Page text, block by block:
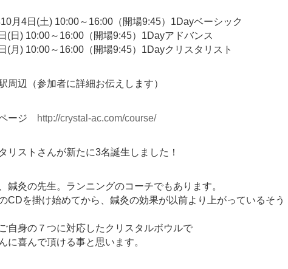
月4日(土) 10:00～16:00（開場9:45）1Dayベーシック
(日) 10:00～16:00（開場9:45）1Dayアドバンス
(月) 10:00～16:00（開場9:45）1Dayクリスタリスト
周辺（参加者に詳細お伝えします）
ージ http://crystal-ac.com/course/
リストさんが新たに3名誕生しました！
鍼灸の先生。ランニングのコーチでもあります。
CDを掛け始めてから、鍼灸の効果が以前より上がっているそう
自身の７つに対応したクリスタルボウルで
に喜んで頂ける事と思います。